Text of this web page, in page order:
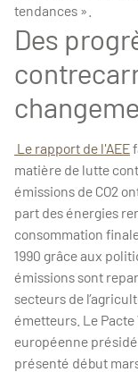
tendances ».
Des
Le rapport de l'AEE
matière de lutte
émissions de CO2
part des énergies
consommation
1990 grâce aux
émissions sont
secteurs de
émetteurs. Le
européenne
présenté début